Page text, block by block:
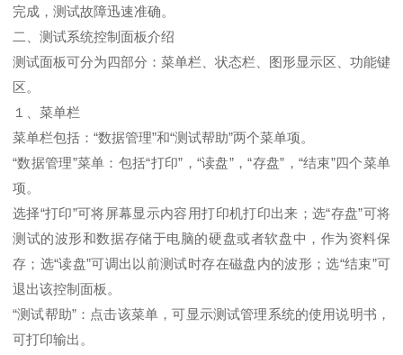
完成，测试故障迅速准确。
二、测试系统控制面板介绍
测试面板可分为四部分：菜单栏、状态栏、图形显示区、功能键
区。
１、菜单栏
菜单栏包括：“数据管理”和“测试帮助”两个菜单项。
“数据管理”菜单：包括“打印”，“读盘”，“存盘”，“结束”四个菜单
项。
选择“打印”可将屏幕显示内容用打印机打印出来；选“存盘”可将
测试的波形和数据存储于电脑的硬盘或者软盘中，作为资料保
存；选“读盘”可调出以前测试时存在磁盘内的波形；选“结束”可
退出该控制面板。
“测试帮助”：点击该菜单，可显示测试管理系统的使用说明书，
可打印输出。